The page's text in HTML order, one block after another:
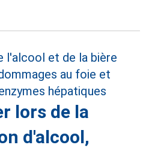
lors de la
d'alcool,